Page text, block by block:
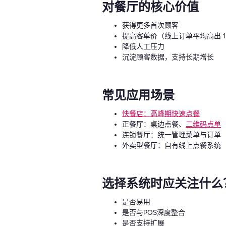
对餐厅的核心价值
获得更多首次顾客
提高客单价（线上订单平均高出
降低人工压力
沉淀顾客数据，支持长期增长
常见应用场景
快餐店：高峰期快速点餐
正餐厅：桌边点餐、 二维码点单
连锁餐厅：统一管理菜单与订单
外卖型餐厅：自有线上点餐系统
选择系统时应关注什么
是否易用
是否与POS深度整合
是否支持扩展